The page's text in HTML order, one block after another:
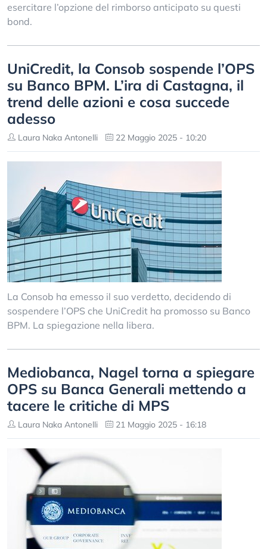
esercitare l’opzione del rimborso anticipato su questi
bond.
UniCredit, la Consob sospende l’OPS
su Banco BPM. L’ira di Castagna, il
trend delle azioni e cosa succede
adesso
Laura Naka Antonelli 22 Maggio 2025 - 10:20
La Consob ha emesso il suo verdetto, decidendo di
sospendere l’OPS che UniCredit ha promosso su Banco
BPM. La spiegazione nella libera.
Mediobanca, Nagel torna a spiegare
OPS su Banca Generali mettendo a
tacere le critiche di MPS
Laura Naka Antonelli 21 Maggio 2025 - 16:18